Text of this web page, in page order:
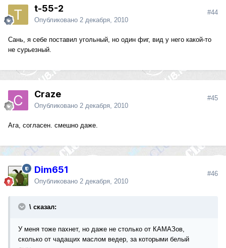
t-55-2
Опубликовано 2 декабря, 2010
#44
Сань, я себе поставил угольный, но один фиг, вид у него какой-то
не сурьезный.
Craze
Опубликовано 2 декабря, 2010
#45
Ага, согласен. смешно даже.
Dim651
Опубликовано 2 декабря, 2010
#46
\ сказал:
У меня тоже пахнет, но даже не столько от КАМАЗов,
сколько от чадащих маслом ведер, за которыми белый